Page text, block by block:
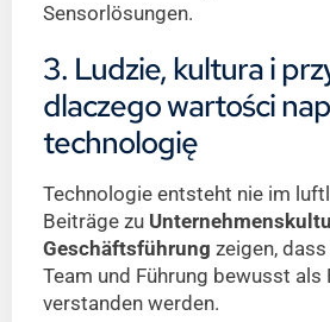
Sensorlösungen.
3. Ludzie, kultura i
dlaczego wartości
technologię
Technologie entsteht nie im
Beiträge zu
Geschäftsführung zeigen,
Team und Führung bewusst
verstanden werden.